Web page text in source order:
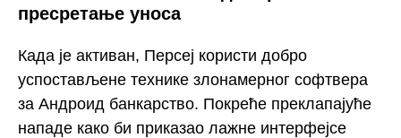
пресретање уноса
Када је активан, Персеј користи добро
успостављене технике злонамерног софтвера
за Андроид банкарство. Покреће преклапајуће
нападе како би приказао лажне интерфејсе